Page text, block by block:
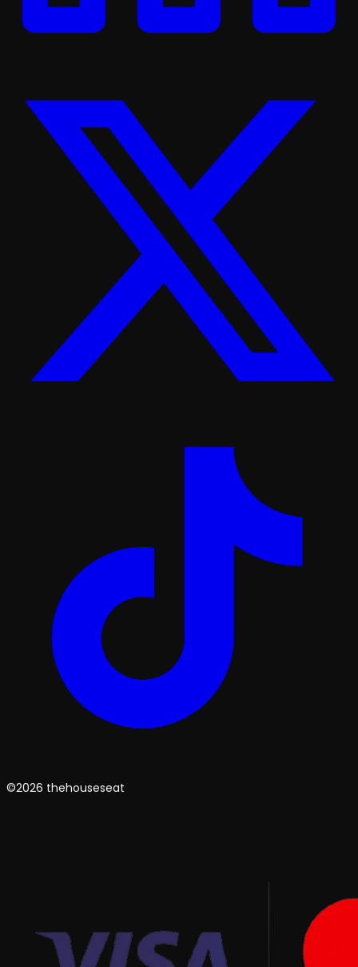
©2026 thehouseseat